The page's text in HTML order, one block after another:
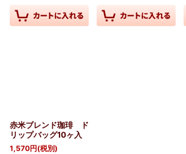
赤米ブレンド珈琲 ド
リップバッグ10ヶ入
1,570円(税別)